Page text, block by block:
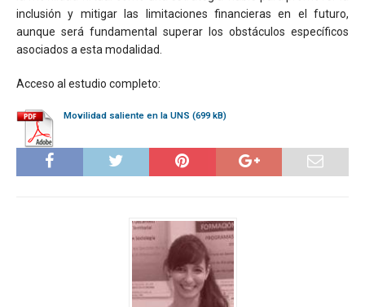
inclusión y mitigar las limitaciones financieras en el futuro,
aunque será fundamental superar los obstáculos específicos
asociados a esta modalidad.
Acceso al estudio completo:
Movilidad saliente en la UNS